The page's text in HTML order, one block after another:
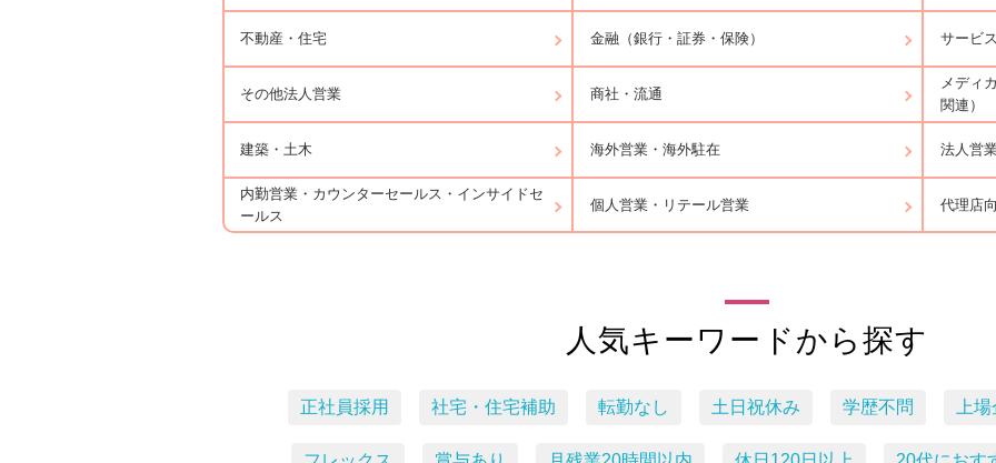
不動産・住宅 金融（銀行・証券・保険） サービ
その他法人営業 商社・流通
メディ
関連）
建築・土木 海外営業・海外駐在 法人営
内勤営業・カウンターセールス・インサイドセ
ールス
個人営業・リテール営業 代理店
人気キーワードから探す
正社員採用 社宅・住宅補助 転勤なし 土日祝休み 学歴不問 上